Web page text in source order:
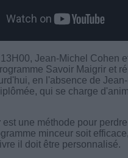
Jean-Michel Cohen
Savoir Maigrir et
en l'absence de
qui se charge
est une méthode pour
minceur soit
il doit être personnalisé.